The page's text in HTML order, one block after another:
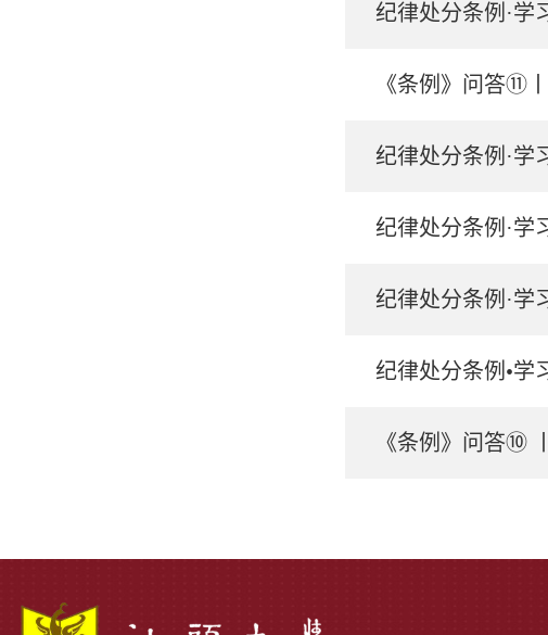
《条例》问答⑪
纪律处分条例·学
纪律处分条例·学
纪律处分条例·学
纪律处分条例•学
《条例》问答⑩